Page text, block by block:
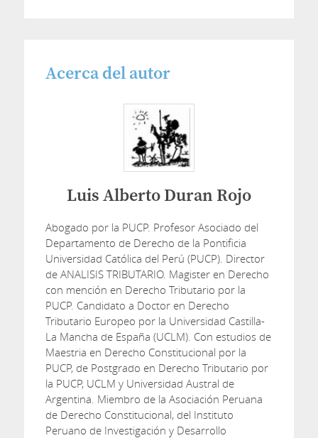
Acerca del autor
Luis Alberto Duran Rojo
Abogado por la PUCP. Profesor Asociado del
Departamento de Derecho de la Pontificia
Universidad Católica del Perú (PUCP). Director
de ANALISIS TRIBUTARIO. Magister en Derecho
con mención en Derecho Tributario por la
PUCP. Candidato a Doctor en Derecho
Tributario Europeo por la Universidad Castilla-
La Mancha de España (UCLM). Con estudios de
Maestria en Derecho Constitucional por la
PUCP, de Postgrado en Derecho Tributario por
la PUCP, UCLM y Universidad Austral de
Argentina. Miembro de la Asociación Peruana
de Derecho Constitucional, del Instituto
Peruano de Investigación y Desarrollo